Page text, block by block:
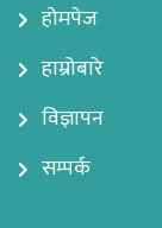
होमपेज
हाम्रोबारे
विज्ञापन
सम्पर्क